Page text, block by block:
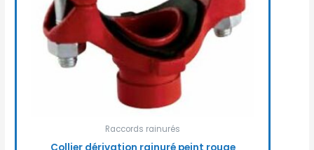
Raccords rainurés